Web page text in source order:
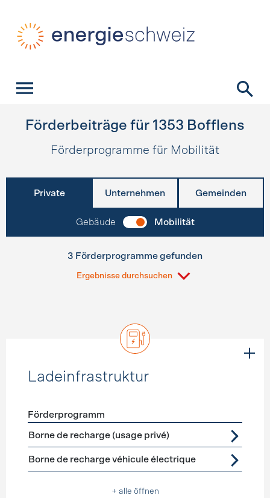
Förderbeiträge für 1353 Bofflens
Förderprogramme für Mobilität
Private Unternehmen Gemeinden
Gebäude Mobilität
3 Förderprogramme gefunden
Ergebnisse durchsuchen
Ladeinfrastruktur
Förderprogramme Ladeinfrastruktur
Förderprogramm
Borne de recharge (usage privé)
Borne de recharge véhicule électrique
+ alle öffnen